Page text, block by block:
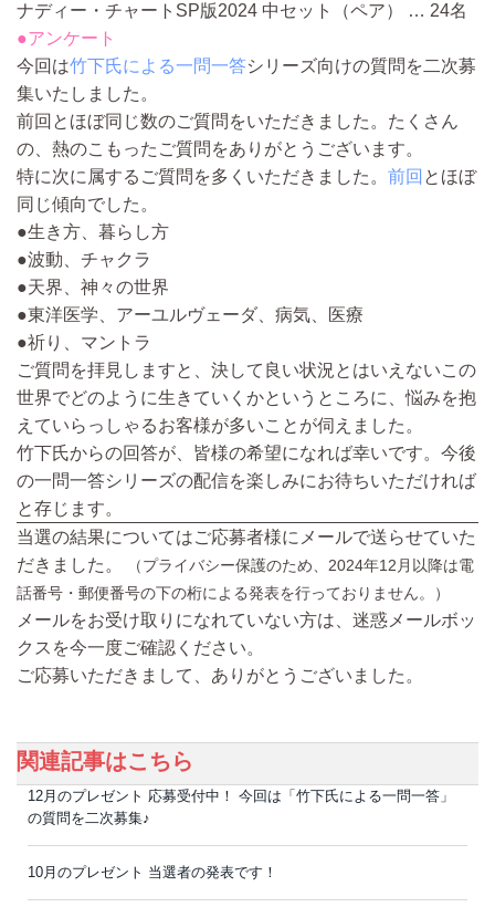
ナディー・チャートSP版2024 中セット（ペア） … 24名
●アンケート
今回は竹下氏による一問一答シリーズ向けの質問を二次募
集いたしました。
前回とほぼ同じ数のご質問をいただきました。たくさん
の、熱のこもったご質問をありがとうございます。
特に次に属するご質問を多くいただきました。 前回 とほぼ
同じ傾向でした。
●生き方、暮らし方
●波動、チャクラ
●天界、神々の世界
●東洋医学、アーユルヴェーダ、病気、医療
●祈り、マントラ
ご質問を拝見しますと、決して良い状況とはいえないこの
世界でどのように生きていくかというところに、悩みを抱
えていらっしゃるお客様が多いことが伺えました。
竹下氏からの回答が、皆様の希望になれば幸いです。今後
の一問一答シリーズの配信を楽しみにお待ちいただければ
と存じます。
当選の結果についてはご応募者様にメールで送らせていた
だきました。
（プライバシー保護のため、2024年12月以降は電
話番号・郵便番号の下の桁による発表を行っておりません。）
メールをお受け取りになれていない方は、迷惑メールボッ
クスを今一度ご確認ください。
ご応募いただきまして、ありがとうございました。
関連記事はこちら
12月のプレゼント 応募受付中！ 今回は「竹下氏による一問一答」
の質問を二次募集♪
10月のプレゼント 当選者の発表です！